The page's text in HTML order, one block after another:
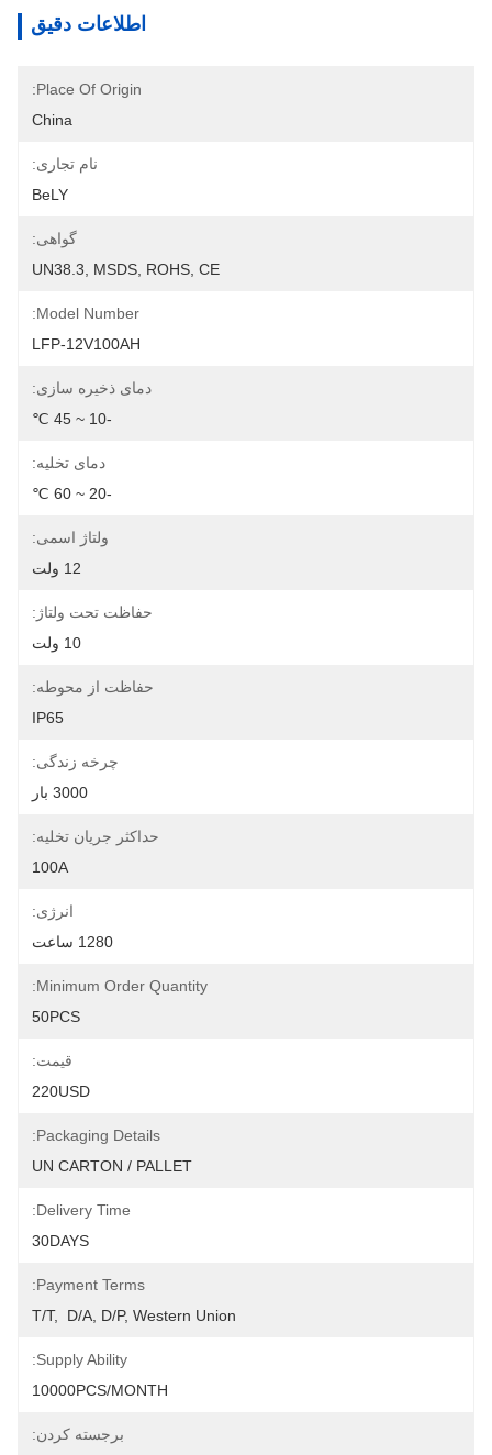
اطلاعات دقیق
Place Of Origin:
China
نام تجاری:
BeLY
گواهی:
UN38.3, MSDS, ROHS, CE
Model Number:
LFP-12V100AH
دمای ذخیره سازی:
-10 ~ 45 ℃
دمای تخلیه:
-20 ~ 60 ℃
ولتاژ اسمی:
12 ولت
حفاظت تحت ولتاژ:
10 ولت
حفاظت از محوطه:
IP65
چرخه زندگی:
3000 بار
حداکثر جریان تخلیه:
100A
انرژی:
1280 ساعت
Minimum Order Quantity:
50PCS
قیمت:
220USD
Packaging Details:
UN CARTON / PALLET
Delivery Time:
30DAYS
Payment Terms:
T/T,  D/A, D/P, Western Union
Supply Ability:
10000PCS/MONTH
برجسته کردن: